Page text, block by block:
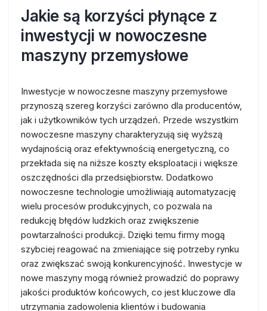
Jakie są korzyści płynące z
inwestycji w nowoczesne
maszyny przemysłowe
Inwestycje w nowoczesne maszyny przemysłowe
przynoszą szereg korzyści zarówno dla producentów,
jak i użytkowników tych urządzeń. Przede wszystkim
nowoczesne maszyny charakteryzują się wyższą
wydajnością oraz efektywnością energetyczną, co
przekłada się na niższe koszty eksploatacji i większe
oszczędności dla przedsiębiorstw. Dodatkowo
nowoczesne technologie umożliwiają automatyzację
wielu procesów produkcyjnych, co pozwala na
redukcję błędów ludzkich oraz zwiększenie
powtarzalności produkcji. Dzięki temu firmy mogą
szybciej reagować na zmieniające się potrzeby rynku
oraz zwiększać swoją konkurencyjność. Inwestycje w
nowe maszyny mogą również prowadzić do poprawy
jakości produktów końcowych, co jest kluczowe dla
utrzymania zadowolenia klientów i budowania